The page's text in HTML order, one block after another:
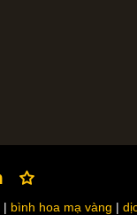
bình hoa mạ vàng